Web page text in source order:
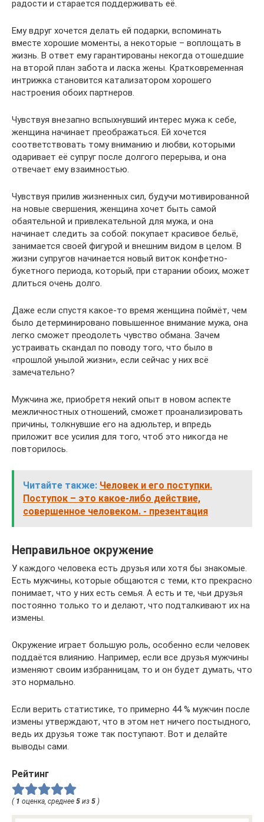
радости и старается поддерживать её.
Ему вдруг хочется делать ей подарки, вспоминать
вместе хорошие моменты, а некоторые – воплощать в
жизнь. В ответ ему гарантированы некогда отошедшие
на второй план забота и ласка жены. Кратковременная
интрижка становится катализатором хорошего
настроения обоих партнеров.
Чувствуя внезапно вспыхнувший интерес мужа к себе,
женщина начинает преображаться. Ей хочется
соответствовать тому вниманию и любви, которыми
одаривает её супруг после долгого перерыва, и она
отвечает ему взаимностью.
Чувствуя прилив жизненных сил, будучи мотивированной
на новые свершения, женщина хочет быть самой
обаятельной и привлекательной для мужа, и она
начинает следить за собой: покупает красивое бельё,
занимается своей фигурой и внешним видом в целом. В
жизни супругов начинается новый виток конфетно-
букетного периода, который, при старании обоих, может
длиться очень долго.
Даже если спустя какое-то время женщина поймёт, чем
было детерминировано повышенное внимание мужа, она
легко сможет преодолеть чувство обмана. Зачем
устраивать скандал по поводу того, что было в
«прошлой унылой жизни», если сейчас у них всё
замечательно?
Мужчина же, приобретя некий опыт в новом аспекте
межличностных отношений, сможет проанализировать
причины, толкнувшие его на адюльтер, и впредь
приложит все усилия для того, чтоб это никогда не
повторилось.
Читайте также: Человек и его поступки.
Поступок – это какое-либо действие,
совершенное человеком. - презентация
Неправильное окружение
У каждого человека есть друзья или хотя бы знакомые.
Есть мужчины, которые общаются с теми, кто прекрасно
понимает, что у них есть семья. А есть и те, чьи друзья
постоянно только то и делают, что подталкивают их на
измены.
Окружение играет большую роль, особенно если человек
поддаётся влиянию. Например, если все друзья мужчины
изменяют своим избранницам, то и он будет думать, что
это нормально.
Если верить статистике, то примерно 44 % мужчин после
измены утверждают, что в этом нет ничего постыдного,
ведь их друзья тоже так поступают. Вот и делайте
выводы сами.
Рейтинг
( 1 оценка, среднее 5 из 5 )